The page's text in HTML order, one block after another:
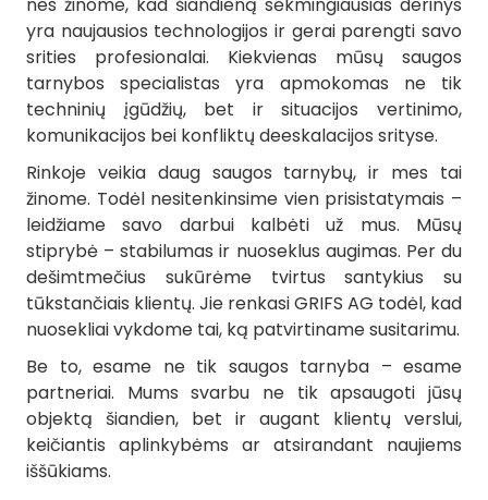
nes žinome, kad šiandieną sėkmingiausias derinys
yra naujausios technologijos ir gerai parengti savo
srities profesionalai. Kiekvienas mūsų saugos
tarnybos specialistas yra apmokomas ne tik
techninių įgūdžių, bet ir situacijos vertinimo,
komunikacijos bei konfliktų deeskalacijos srityse.
Rinkoje veikia daug saugos tarnybų, ir mes tai
žinome. Todėl nesitenkinsime vien prisistatymais –
leidžiame savo darbui kalbėti už mus. Mūsų
stiprybė – stabilumas ir nuoseklus augimas. Per du
dešimtmečius sukūrėme tvirtus santykius su
tūkstančiais klientų. Jie renkasi GRIFS AG todėl, kad
nuosekliai vykdome tai, ką patvirtiname susitarimu.
Be to, esame ne tik saugos tarnyba – esame
partneriai. Mums svarbu ne tik apsaugoti jūsų
objektą šiandien, bet ir augant klientų verslui,
keičiantis aplinkybėms ar atsirandant naujiems
iššūkiams.